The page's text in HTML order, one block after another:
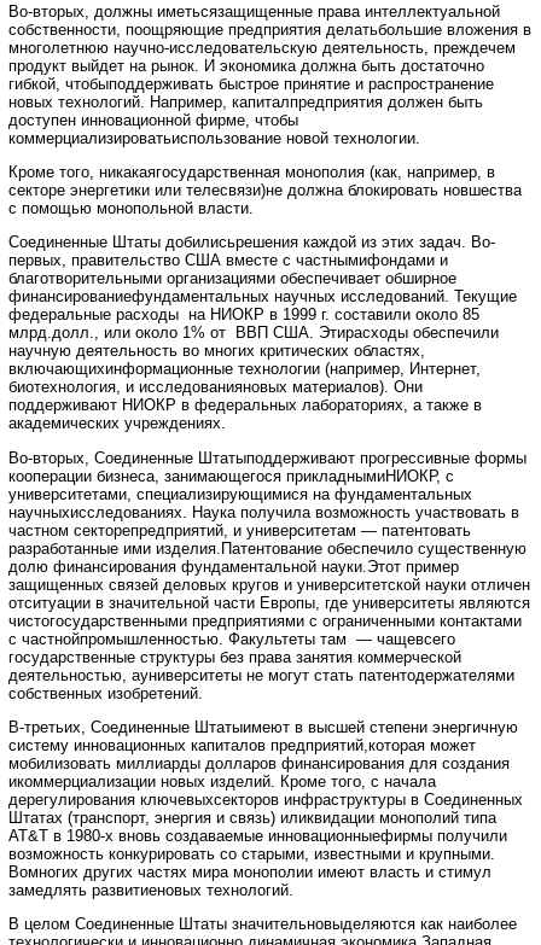
Во-вторых, должны иметьсязащищенные права интеллектуальной
собственности, поощряющие предприятия делатьбольшие вложения в
многолетнюю научно-исследовательскую деятельность, преждечем
продукт выйдет на рынок. И экономика должна быть достаточно
гибкой, чтобыподдерживать быстрое принятие и распространение
новых технологий. Например, капиталпредприятия должен быть
доступен инновационной фирме, чтобы
коммерциализироватьиспользование новой технологии.
Кроме того, никакаягосударственная монополия (как, например, в
секторе энергетики или телесвязи)не должна блокировать новшества
с помощью монопольной власти.
Соединенные Штаты добилисьрешения каждой из этих задач. Во-
первых, правительство США вместе с частнымифондами и
благотворительными организациями обеспечивает обширное
финансированиефундаментальных научных исследований. Текущие
федеральные расходы на НИОКР в 1999 г. составили около 85
млрд.долл., или около 1% от ВВП США. Этирасходы обеспечили
научную деятельность во многих критических областях,
включающихинформационные технологии (например, Интернет,
биотехнология, и исследованияновых материалов). Они
поддерживают НИОКР в федеральных лабораториях, а также в
академических учреждениях.
Во-вторых, Соединенные Штатыподдерживают прогрессивные формы
кооперации бизнеса, занимающегося прикладнымиНИОКР, с
университетами, специализирующимися на фундаментальных
научныхисследованиях. Наука получила возможность участвовать в
частном секторепредприятий, и университетам — патентовать
разработанные ими изделия.Патентование обеспечило существенную
долю финансирования фундаментальной науки.Этот пример
защищенных связей деловых кругов и университетской науки отличен
отситуации в значительной части Европы, где университеты являются
чистогосударственными предприятиями с ограниченными контактами
с частнойпромышленностью. Факультеты там — чащевсего
государственные структуры без права занятия коммерческой
деятельностью, ауниверситеты не могут стать патентодержателями
собственных изобретений.
В-третьих, Соединенные Штатыимеют в высшей степени энергичную
систему инновационных капиталов предприятий,которая может
мобилизовать миллиарды долларов финансирования для создания
икоммерциализации новых изделий. Кроме того, с начала
дерегулирования ключевыхсекторов инфраструктуры в Соединенных
Штатах (транспорт, энергия и связь) иликвидации монополий типа
AT&T в 1980-х вновь создаваемые инновационныефирмы получили
возможность конкурировать со старыми, известными и крупными.
Вомногих других частях мира монополии имеют власть и стимул
замедлять развитиеновых технологий.
В целом Соединенные Штаты значительновыделяются как наиболее